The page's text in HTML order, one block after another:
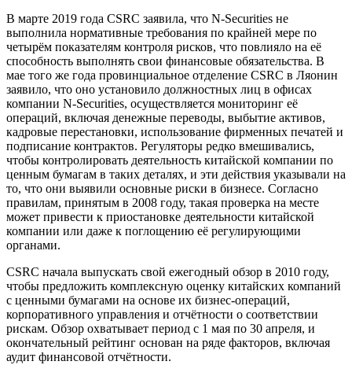
В марте 2019 года CSRC заявила, что N-Securities не
выполнила нормативные требования по крайней мере по
четырём показателям контроля рисков, что повлияло на её
способность выполнять свои финансовые обязательства. В
мае того же года провинциальное отделение CSRC в Ляонин
заявило, что оно установило должностных лиц в офисах
компании N-Securities, осуществляется мониторинг её
операций, включая денежные переводы, выбытие активов,
кадровые перестановки, использование фирменных печатей и
подписание контрактов. Регуляторы редко вмешивались,
чтобы контролировать деятельность китайской компании по
ценным бумагам в таких деталях, и эти действия указывали на
то, что они выявили основные риски в бизнесе. Согласно
правилам, принятым в 2008 году, такая проверка на месте
может привести к приостановке деятельности китайской
компании или даже к поглощению её регулирующими
органами.
CSRC начала выпускать свой ежегодный обзор в 2010 году,
чтобы предложить комплексную оценку китайских компаний
с ценными бумагами на основе их бизнес-операций,
корпоративного управления и отчётности о соответствии
рискам. Обзор охватывает период с 1 мая по 30 апреля, и
окончательный рейтинг основан на ряде факторов, включая
аудит финансовой отчётности.